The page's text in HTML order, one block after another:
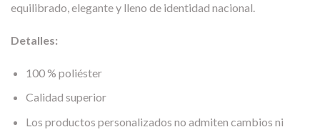
equilibrado, elegante y lleno de identidad nacional.
Detalles:
100 % poliéster
Calidad superior
Los productos personalizados no admiten cambios ni